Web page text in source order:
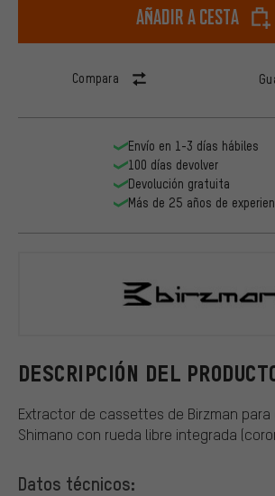
Añadir a cesta
Compara
DESCRIPCIÓN DEL
Extractor de cassettes de Birzman
Shimano con rueda libre integrada
Datos técnicos:
Envío en 1-3 días hábiles
100 días devolver
Devolución gratuita
Más de 25 años de